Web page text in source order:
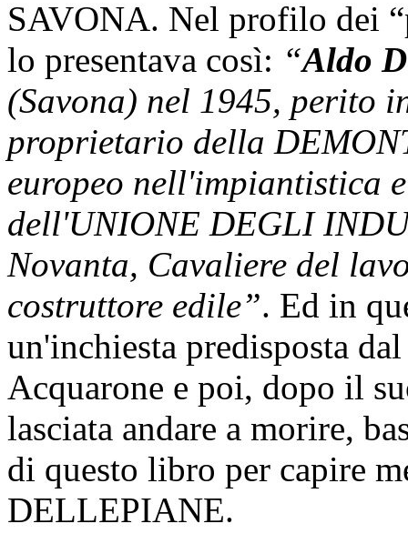
SAVONA. Nel profilo dei
lo presentava così: “Aldo
(Savona) nel 1945, perito
proprietario della
europeo nell'impiantistica
dell'UNIONE DEGLI
Novanta, Cavaliere del
costruttore edile”. Ed in
un'inchiesta predisposta
Acquarone e poi, dopo il
lasciata andare a morire,
di questo libro per capire
DELLEPIANE.